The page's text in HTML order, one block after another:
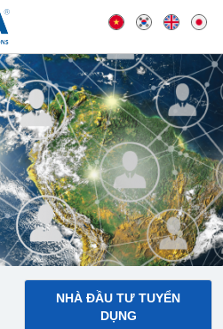
NHÀ ĐẦU TƯ TUYỂN
DỤNG